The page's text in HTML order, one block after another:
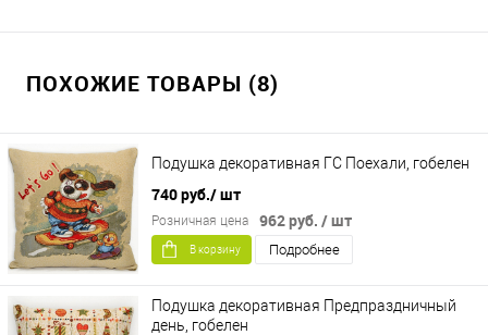
ПОХОЖИЕ ТОВАРЫ (8)
Подушка декоративная ГС Поехали, гобелен
740 руб./ шт
962 руб. / шт
Розничная цена
В корзину Подробнее
Подушка декоративная Предпраздничный
день, гобелен